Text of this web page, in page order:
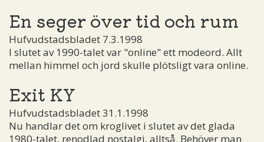
En seger över tid och rum
Hufvudstadsbladet 7.3.1998
I slutet av 1990-talet var "online" ett modeord. Allt
mellan himmel och jord skulle plötsligt vara online.
Exit KY
Hufvudstadsbladet 31.1.1998
Nu handlar det om kroglivet i slutet av det glada
1980-talet, renodlad nostalgi, alltså. Behöver man